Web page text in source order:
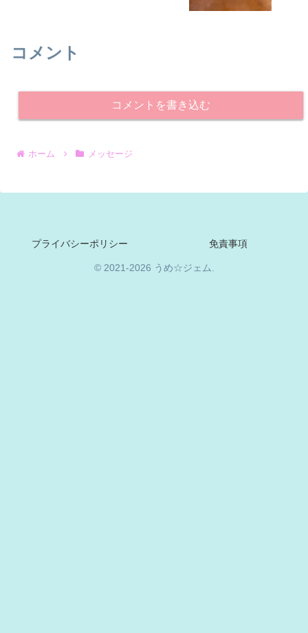
コメント
コメントを書き込む
ホーム メッセージ
プライバシーポリシー 免責事項
© 2021-2026 うめ☆ジェム.